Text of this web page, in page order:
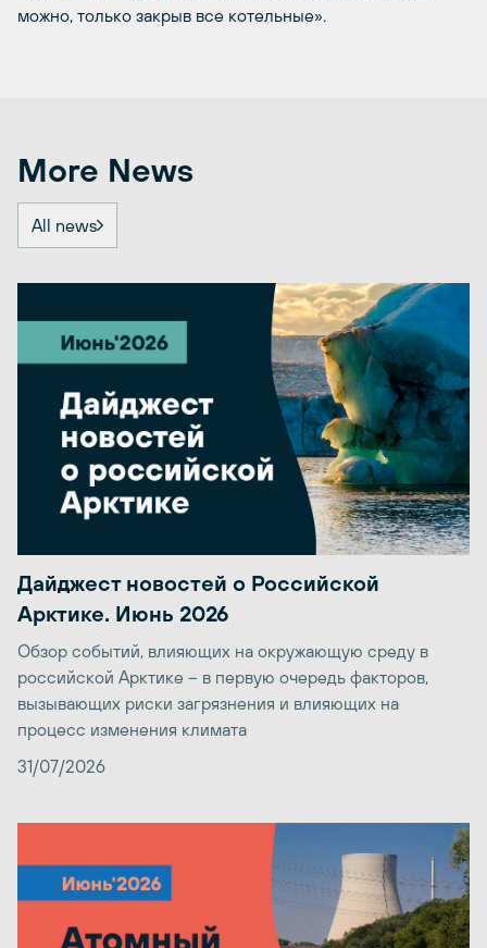
можно, только закрыв все котельные».
More News
All news
Дайджест новостей о Российской
Арктике. Июнь 2026
Обзор событий, влияющих на окружающую среду в
российской Арктике – в первую очередь факторов,
вызывающих риски загрязнения и влияющих на
процесс изменения климата
31/07/2026